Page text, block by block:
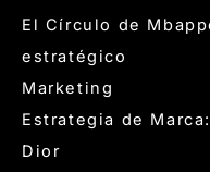
El Círculo de
estratégico
Marketing
Estrategia de
Dior